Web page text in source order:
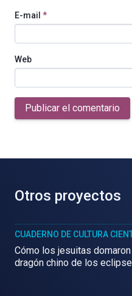
E-mail *
Web
Publicar el comentario
Otros proyectos
CUADERNO DE CULTURA
Cómo los jesuitas
dragón chino de los